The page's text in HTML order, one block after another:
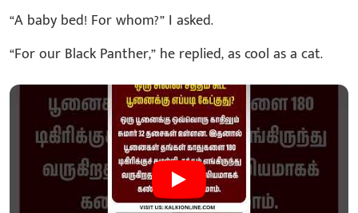
“A baby bed! For whom?” I asked.
“For our Black Panther,” he replied, as cool as a cat.